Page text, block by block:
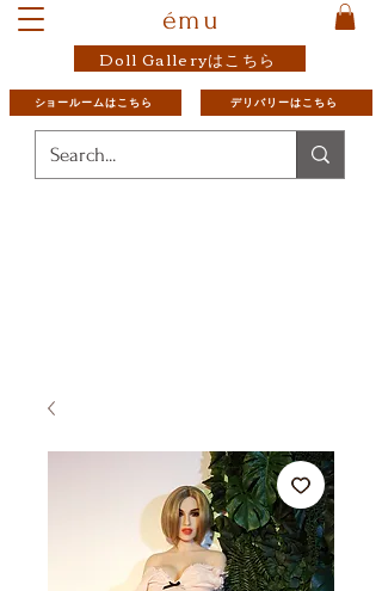
ému
Doll Galleryはこちら
ショールームはこちら デリバリーはこちら